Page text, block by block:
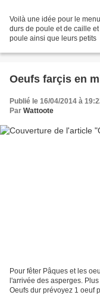
Voilà une idée pour le
durs de poule et de caille
poule ainsi que leurs petits
Oeufs farçis en
Publié le 16/04/2014 à
Par Wattoote
Pour fêter Pâques et les
l'arrivée des asperges.
Oeufs dur prévoyez 1 oeuf